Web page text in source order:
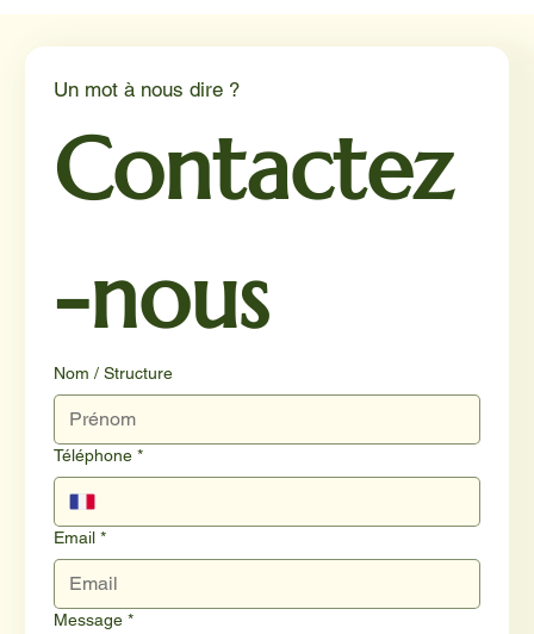
Un mot à nous dire ?
Contactez
-nous
Nom / Structure
Téléphone *
Email *
Message *